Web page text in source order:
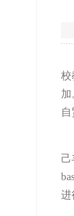
校
进